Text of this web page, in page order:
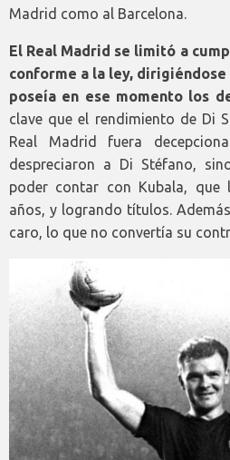
Madrid como al Barcelona.
El Real Madrid se limitó a
conforme a la ley,
poseía en ese momento los
clave que el rendimiento de Di
Real Madrid fuera
despreciaron a Di Stéfano,
poder contar con Kubala, que
años, y logrando títulos.
caro, lo que no convertía su